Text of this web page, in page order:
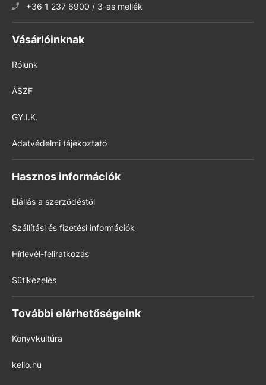
+36 1 237 6900 / 3-as mellék
Vásárlóinknak
Rólunk
ÁSZF
GY.I.K.
Adatvédelmi tájékoztató
Hasznos információk
Elállás a szerződéstől
Szállítási és fizetési információk
Hírlevél-feliratkozás
Sütikezelés
További elérhetőségeink
Könyvkultúra
kello.hu